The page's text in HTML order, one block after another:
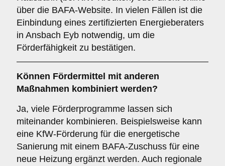
über die BAFA-Website. In vielen Fällen ist die
Einbindung eines zertifizierten Energieberaters
in Ansbach Eyb notwendig, um die
Förderfähigkeit zu bestätigen.
Können Fördermittel mit anderen
Maßnahmen kombiniert werden?
Ja, viele Förderprogramme lassen sich
miteinander kombinieren. Beispielsweise kann
eine KfW-Förderung für die energetische
Sanierung mit einem BAFA-Zuschuss für eine
neue Heizung ergänzt werden. Auch regionale